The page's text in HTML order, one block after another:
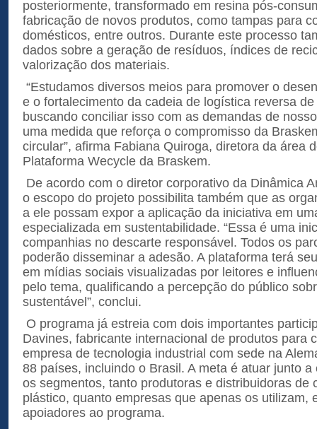
posteriormente, transformado em resina pós-
fabricação de novos produtos, como tampas para
domésticos, entre outros. Durante este processo
dados sobre a geração de resíduos, índices de
valorização dos materiais.
“Estudamos diversos meios para promover o
e o fortalecimento da cadeia de logística reversa
buscando conciliar isso com as demandas de
uma medida que reforça o compromisso da
circular”, afirma Fabiana Quiroga, diretora da área
Plataforma Wecycle da Braskem.
De acordo com o diretor corporativo da Dinâmica
o escopo do projeto possibilita também que as
a ele possam expor a aplicação da iniciativa em
especializada em sustentabilidade. “Essa é uma
companhias no descarte responsável. Todos os
poderão disseminar a adesão. A plataforma terá
em mídias sociais visualizadas por leitores e
pelo tema, qualificando a percepção do público
sustentável”, conclui.
O programa já estreia com dois importantes
Davines, fabricante internacional de produtos para
empresa de tecnologia industrial com sede na
88 países, incluindo o Brasil. A meta é atuar junto
os segmentos, tanto produtoras e distribuidoras de
plástico, quanto empresas que apenas os utilizam,
apoiadores ao programa.